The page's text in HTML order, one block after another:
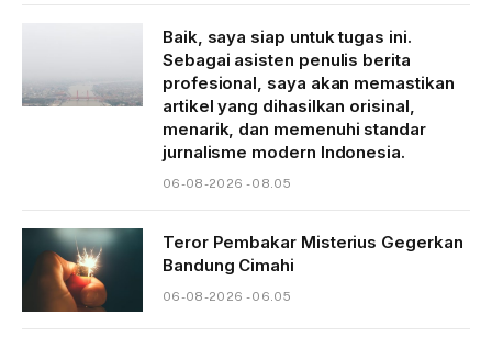
Baik, saya siap untuk tugas ini.
Sebagai asisten penulis berita
profesional, saya akan memastikan
artikel yang dihasilkan orisinal,
menarik, dan memenuhi standar
jurnalisme modern Indonesia.
06-08-2026 - 08.05
Teror Pembakar Misterius Gegerkan
Bandung Cimahi
06-08-2026 - 06.05